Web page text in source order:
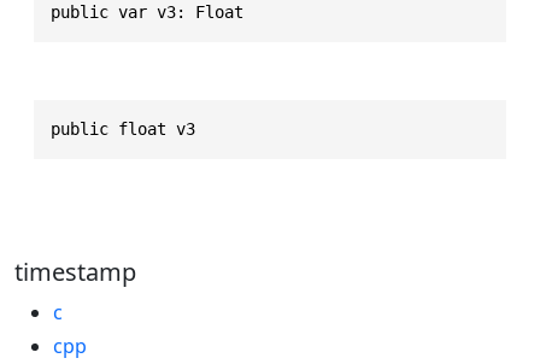
public var v3: Float
public float v3
timestamp
c
cpp